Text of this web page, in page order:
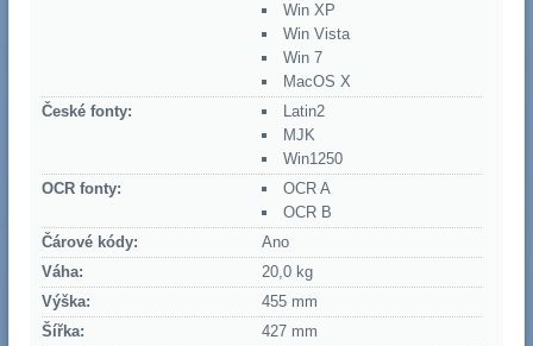
Win XP
Win Vista
Win 7
MacOS X
České fonty:
Latin2
MJK
Win1250
OCR fonty:
OCR A
OCR B
Čárové kódy:
Ano
Váha:
20,0 kg
Výška:
455 mm
Šířka:
427 mm